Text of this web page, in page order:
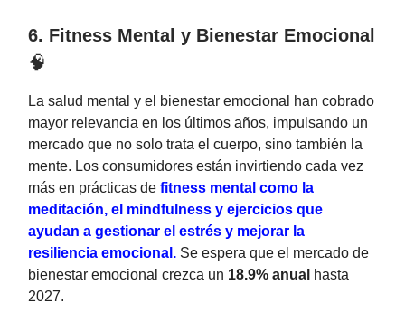
6. Fitness Mental y Bienestar Emocional
🧠
La salud mental y el bienestar emocional han cobrado
mayor relevancia en los últimos años, impulsando un
mercado que no solo trata el cuerpo, sino también la
mente. Los consumidores están invirtiendo cada vez
más en prácticas de fitness mental como la
meditación, el mindfulness y ejercicios que
ayudan a gestionar el estrés y mejorar la
resiliencia emocional. Se espera que el mercado de
bienestar emocional crezca un 18.9% anual hasta
2027.